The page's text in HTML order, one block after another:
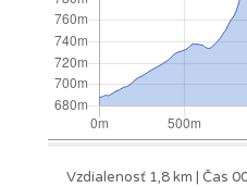
Vzdialenosť 1,8 km | Čas